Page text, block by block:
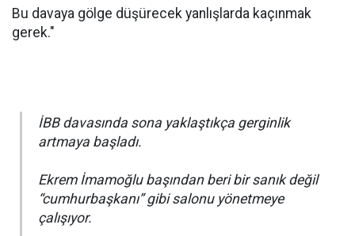
Bu davaya gölge düşürecek yanlışlarda kaçınmak
gerek."
İBB davasında sona yaklaştıkça gerginlik
artmaya başladı.
Ekrem İmamoğlu başından beri bir sanık değil
“cumhurbaşkanı” gibi salonu yönetmeye
çalışıyor.